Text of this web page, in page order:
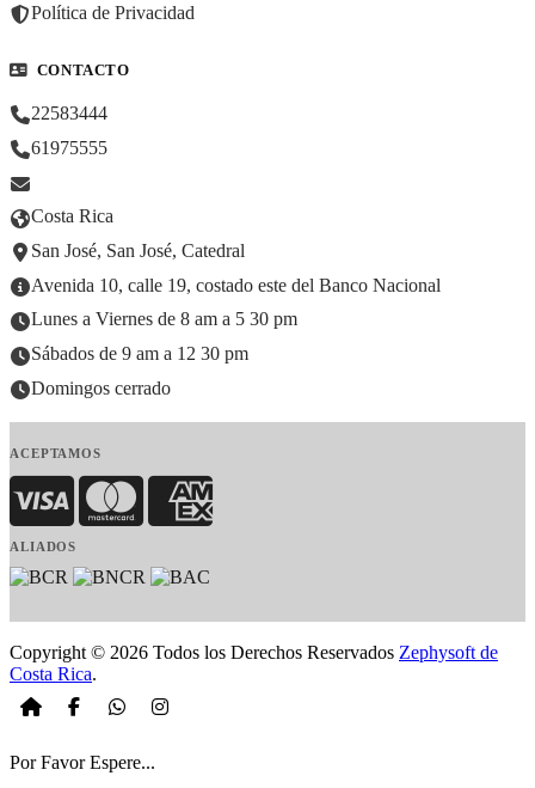
Política de Privacidad
CONTACTO
22583444
61975555
Costa Rica
San José, San José, Catedral
Avenida 10, calle 19, costado este del Banco Nacional
Lunes a Viernes de 8 am a 5 30 pm
Sábados de 9 am a 12 30 pm
Domingos cerrado
ACEPTAMOS
Visa MasterCardAmerican Express
ALIADOS
Copyright © 2026 Todos los Derechos Reservados Zephysoft de
Costa Rica.
Por Favor Espere...